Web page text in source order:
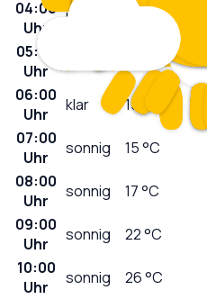
04:00
Uhr
klar
05:00
Uhr
06:00
Uhr
klar 15
07:00
Uhr
sonnig 15°C
08:00
Uhr
sonnig 17°C
09:00
Uhr
sonnig 22°C
10:00
Uhr
sonnig 26°C